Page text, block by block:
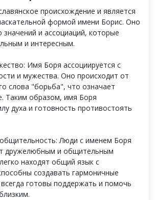
происхождение и является
формой имени Борис. Оно
и ассоциаций, которые
и интересным.
Имя Боря ассоциируется с
и мужества. Оно происходит от
слова "борьба", что означает
Таким образом, имя Боря
духа и готовность противостоять
Люди с именем Боря
дружелюбным и общительным
находят общий язык с
создавать гармоничные
готовы поддержать и помочь